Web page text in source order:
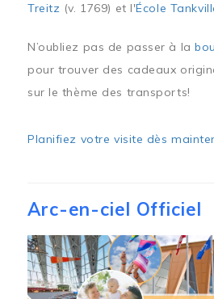
Treitz (v. 1769) et l'École
N’oubliez pas de passer à la
pour trouver des cadeaux
sur le thème des transports!
Planifiez votre visite dès
Arc-en-ciel Officiel
Image